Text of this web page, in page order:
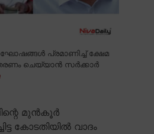
പ്രമാണിച്ച് ക്ഷേമ
ചെയ്യാൻ സർക്കാർ
മുൻകൂർ
കോടതിയിൽ വാദം